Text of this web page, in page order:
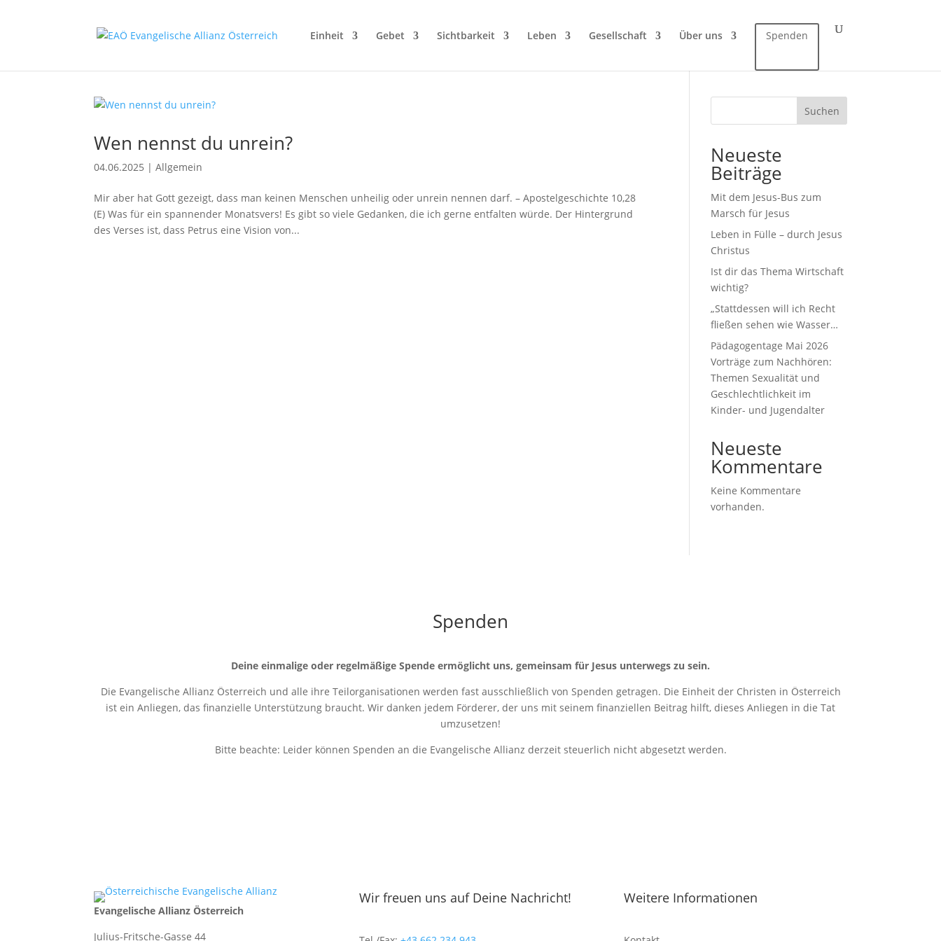
Einheit Gebet Sichtbarkeit Leben Gesellschaft Über uns Spenden
Wen nennst du unrein?
04.06.2025 |Allgemein
Mir aber hat Gott gezeigt, dass man keinen Menschen unheilig oder unrein nennen darf. – Apostelgeschichte 10,28
(E) Was für ein spannender Monatsvers! Es gibt so viele Gedanken, die ich gerne entfalten würde. Der Hintergrund
des Verses ist, dass Petrus eine Vision von...
Suchen
Neueste
Beiträge
Mit dem Jesus-Bus zum
Marsch für Jesus
Leben in Fülle – durch Jesus
Christus
Ist dir das Thema Wirtschaft
wichtig?
„Stattdessen will ich Recht
fließen sehen wie Wasser…
Pädagogentage Mai 2026
Vorträge zum Nachhören:
Themen Sexualität und
Geschlechtlichkeit im
Kinder- und Jugendalter
Neueste
Kommentare
Keine Kommentare
vorhanden.
Spenden
Deine einmalige oder regelmäßige Spende ermöglicht uns, gemeinsam für Jesus unterwegs zu sein.
Die Evangelische Allianz Österreich und alle ihre Teilorganisationen werden fast ausschließlich von Spenden getragen. Die Einheit der Christen in Österreich
ist ein Anliegen, das finanzielle Unterstützung braucht. Wir danken jedem Förderer, der uns mit seinem finanziellen Beitrag hilft, dieses Anliegen in die Tat
umzusetzen!
Bitte beachte: Leider können Spenden an die Evangelische Allianz derzeit steuerlich nicht abgesetzt werden.
Evangelische Allianz Österreich
Julius-Fritsche-Gasse 44
Wir freuen uns auf Deine Nachricht! Weitere Informationen